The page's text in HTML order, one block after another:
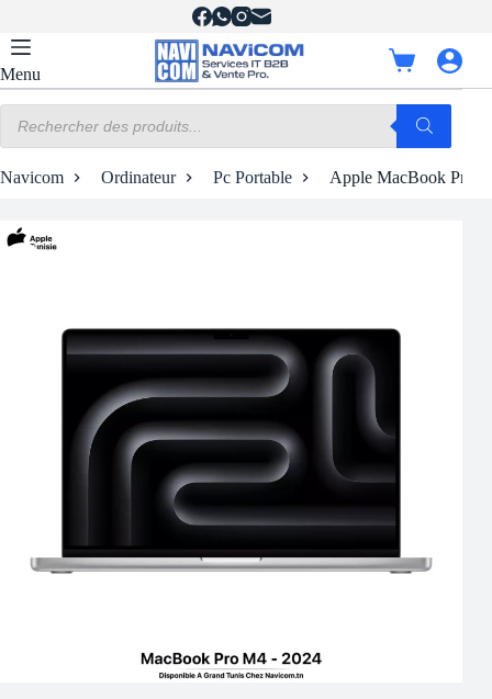
contenu
Menu
Panier
d’achat
produits
Navicom Ordinateur Pc Portable Apple MacBook Pro